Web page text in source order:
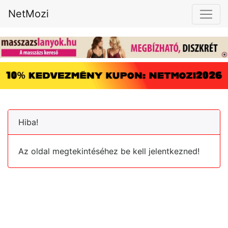
NetMozi
Hiba!
Az oldal megtekintéséhez be kell jelentkezned!